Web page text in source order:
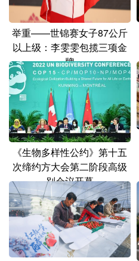
举重——世锦赛女子87公斤
以上级：李雯雯包揽三项金
牌
《生物多样性公约》第十五
次缔约方大会第二阶段高级
别会议开幕